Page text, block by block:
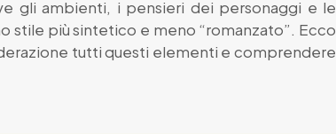
gli ambienti, i pensieri dei personaggi e le
stile più sintetico e meno “romanzato”. Ecco
tutti questi elementi e comprendere